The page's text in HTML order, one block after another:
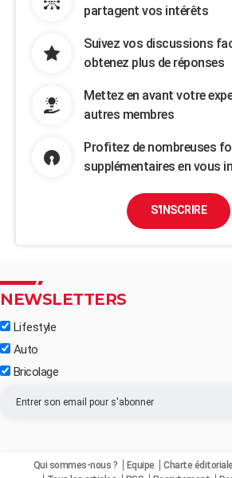
partagent vos intérêts
Suivez vos discussions
obtenez plus de réponses
Mettez en avant votre
autres membres
Profitez de nombreuses
supplémentaires en vous
S'INSCRIRE
NEWSLETTERS
Lifestyle
Auto
Bricolage
Qui sommes-nous ? Equipe Charte éditoriale